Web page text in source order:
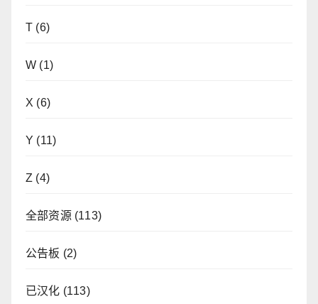
T (6)
W (1)
X (6)
Y (11)
Z (4)
全部资源 (113)
公告板 (2)
已汉化 (113)